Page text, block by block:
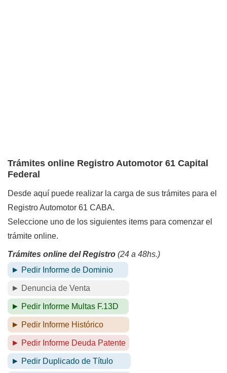
Trámites online Registro Automotor 61 Capital
Federal
Desde aquí puede realizar la carga de sus trámites para el
Registro Automotor 61 CABA.
Seleccione uno de los siguientes items para comenzar el
trámite online.
Trámites online del Registro (24 a 48hs.)
► Pedir Informe de Dominio
► Denuncia de Venta
► Pedir Informe Multas F.13D
► Pedir Informe Histórico
► Pedir Informe Deuda Patente
► Pedir Duplicado de Título